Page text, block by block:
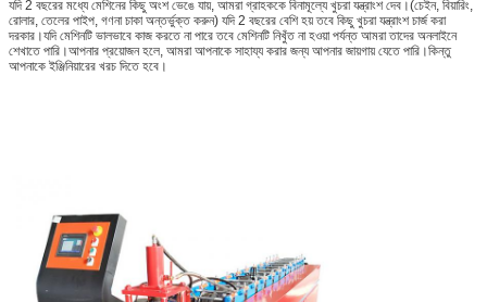
যদি 2 বছরের মধ্যে মেশিনের কিছু অংশ ভেঙে যায়, আমরা গ্রাহককে বিনামূল্যে খুচরা যন্ত্রাংশ দেব।(চেইন, বিয়ারিং,
রোলার, তেলের পাইপ, গণনা চাকা অন্তর্ভুক্ত করুন) যদি 2 বছরের বেশি হয় তবে কিছু খুচরা যন্ত্রাংশ চার্জ করা
দরকার।যদি মেশিনটি ভালভাবে কাজ করতে না পারে তবে মেশিনটি নিখুঁত না হওয়া পর্যন্ত আমরা তাদের অনলাইনে
শেখাতে পারি।আপনার প্রয়োজন হলে, আমরা আপনাকে সাহায্য করার জন্য আপনার জায়গায় যেতে পারি।কিন্তু
আপনাকে ইঞ্জিনিয়ারের খরচ দিতে হবে।